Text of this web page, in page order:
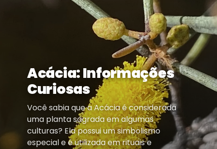
Acácia: Informações
Curiosas
Você sabia que a Acácia é considerada
uma planta sagrada em algumas
culturas? Ela possui um simbolismo
especial e é utilizada em rituais e